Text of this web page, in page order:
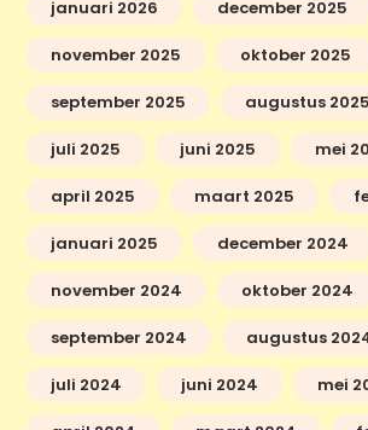
januari 2026 december 2025
november 2025 oktober 2025
september 2025 augustus 2025
juli 2025 juni 2025 mei
april 2025 maart 2025
januari 2025 december 2024
november 2024 oktober 2024
september 2024 augustus
juli 2024 juni 2024 mei